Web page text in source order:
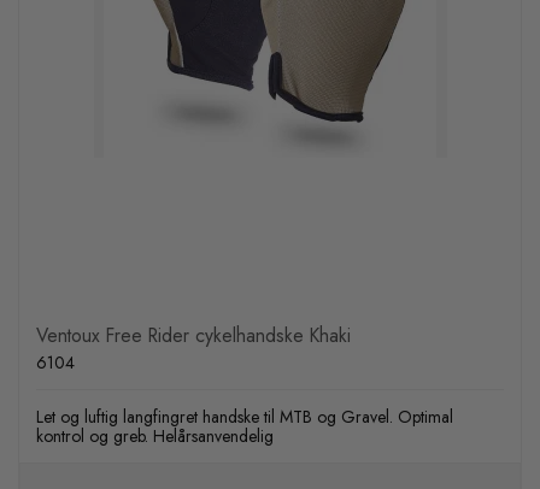
Ventoux Free Rider cykelhandske Khaki
6104
Let og luftig langfingret handske til MTB og Gravel. Optimal
kontrol og greb. Helårsanvendelig